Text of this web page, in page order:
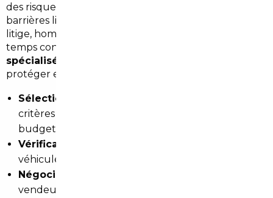
des risques réels : difficultés de vérification à distance,
barrières linguistiques, absence de recours en cas de
litige, homologation incomplète, et surtout, perte de
temps considérable. Un
spécialisé
protéger et optimiser votre achat.
Sélection rigoureuse
critères exacts (motorisation, finition, kilométrage,
budget)
Vérification technique et historique
véhicule avant achat
Négociation du prix
vendeurs européens